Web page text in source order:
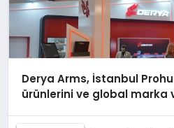
Derya Arms, İstanbul
ürünlerini ve global marka